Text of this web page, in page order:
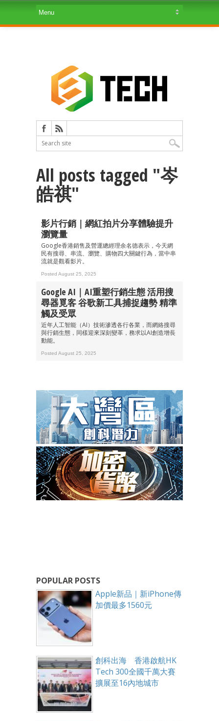
All posts tagged "岑
皓祺"
影片行銷｜網紅拍片分享體驗提升
瀏覽量
Google香港銷售及營運總經理余名德表示，今天網
民有搜尋、串流、瀏覽、購物四大關鍵行為，當中串
流就是觀看影片。
Posted August 25, 2025
Google AI｜AI重塑行銷生態 活用搜
尋器覓客 谷歌新工具捕捉趨勢 精準
觸及受眾
近年人工智能（AI）技術滲透各行各業，而網絡搜尋
與行銷生態，同樣迎來深刻變革，務求以AI創造增長
動能。
Posted August 25, 2025
POPULAR POSTS
Apple新品｜新iPhone傳
加價最多1560元
創科出海 香港啟航HK
Tech 300全國千萬大賽
擴展至16內地城市